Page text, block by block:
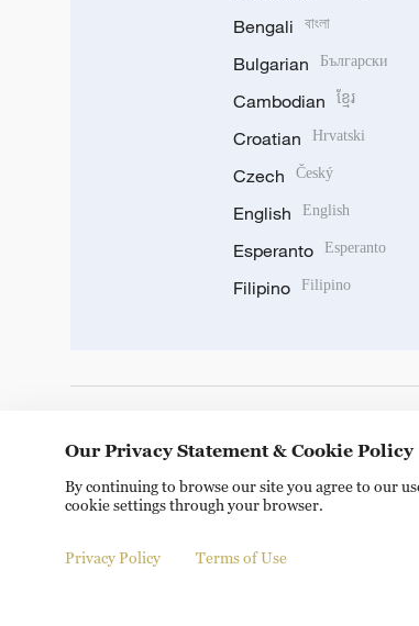
Bengali বাংলা
Bulgarian Български
Cambodian ខ្មែរ
Croatian Hrvatski
Czech Český
English English
Esperanto Esperanto
Filipino Filipino
Copyright © 2024 CGTN. 京ICP备20000184号
Our Privacy Statement & Cookie Policy
By continuing to browse our site you agree to our
cookie settings through your browser.
Privacy Policy Terms of Use